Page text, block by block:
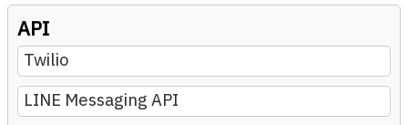
API
Twilio
LINE Messaging API